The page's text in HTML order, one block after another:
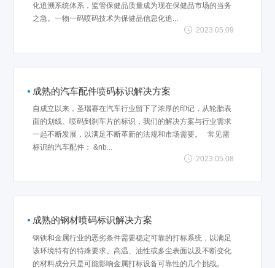
化追溯系统体系，监管保健品质量成为现在保健品市场的当务
之急。一物一码喷码技术为保健品信息化追...
2023.05.09
成熟的汽车配件喷码标识解决方案
自成立以来，圣瑞赛在汽车行业留下了浓厚的印记，从轮胎表
面的划线、喷码到刹车片的标识，我们的解决方案与行业需求
一起不断发展，以满足不断革新的法规和市场需要。 常见需
标识的汽车配件： &nb...
2023.05.08
成熟的钢材喷码标识解决方案
钢铁和金属行业的恶劣条件需要稳定可靠的打标系统，以满足
该环境特有的特殊要求。高温、油性或多尘表面以及不断变化
的材料成分只是可能影响金属打标设备可靠性的几个挑战。